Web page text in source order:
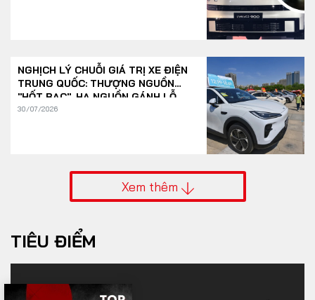
NGHỊCH LÝ CHUỖI GIÁ TRỊ XE ĐIỆN
TRUNG QUỐC: THƯỢNG NGUỒN
"HỐT BẠC", HẠ NGUỒN GÁNH LỖ
30/07/2026
Xem thêm
TIÊU ĐIỂM